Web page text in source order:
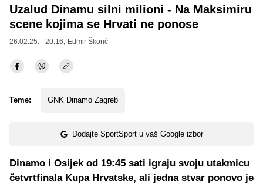
Uzalud Dinamu silni milioni - Na Maksimiru
scene kojima se Hrvati ne ponose
26.02.25. - 20:16, Edmir Škorić
Teme: GNK Dinamo Zagreb
Dodajte SportSport u vaš Google izbor
Dinamo i Osijek od 19:45 sati igraju svoju utakmicu
četvrtfinala Kupa Hrvatske, ali jedna stvar ponovo je